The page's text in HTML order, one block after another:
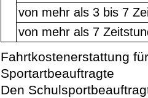
von mehr als 3 bis 7
von mehr als 7
Fahrtkostenerstattung
Sportartbeauftragte
Den